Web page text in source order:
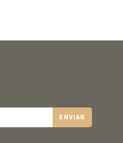
ENVIAR